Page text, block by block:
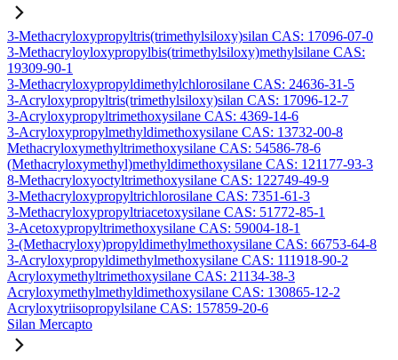
3-Methacryloxypropyltris(trimethylsiloxy)silan CAS: 17096-07-0
3-Methacryloyloxypropylbis(trimethylsiloxy)methylsilane CAS:
19309-90-1
3-Methacryloxypropyldimethylchlorosilane CAS: 24636-31-5
3-Acryloxypropyltris(trimethylsiloxy)silan CAS: 17096-12-7
3-Acryloxypropyltrimethoxysilane CAS: 4369-14-6
3-Acryloxypropylmethyldimethoxysilane CAS: 13732-00-8
Methacryloxymethyltrimethoxysilane CAS: 54586-78-6
(Methacryloxymethyl)methyldimethoxysilane CAS: 121177-93-3
8-Methacryloxyoctyltrimethoxysilane CAS: 122749-49-9
3-Methacryloxypropyltrichlorosilane CAS: 7351-61-3
3-Methacryloxypropyltriacetoxysilane CAS: 51772-85-1
3-Acetoxypropyltrimethoxysilane CAS: 59004-18-1
3-(Methacryloxy)propyldimethylmethoxysilane CAS: 66753-64-8
3-Acryloxypropyldimethylmethoxysilane CAS: 111918-90-2
Acryloxymethyltrimethoxysilane CAS: 21134-38-3
Acryloxymethylmethyldimethoxysilane CAS: 130865-12-2
Acryloxytriisopropylsilane CAS: 157859-20-6
Silan Mercapto